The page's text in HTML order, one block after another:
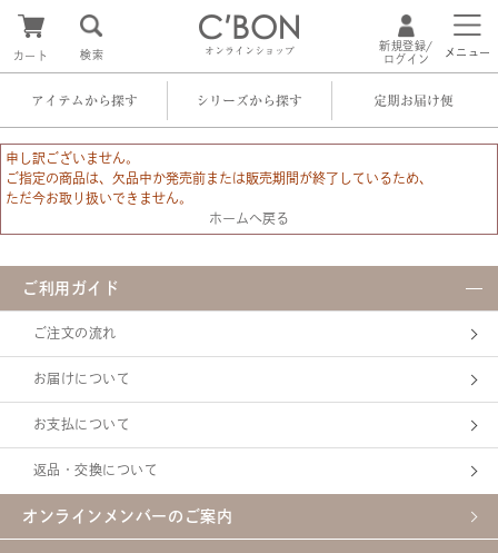
オンラインショップ
カート 検索
新規登録/
ログイン
メニュー
アイテムから探す シリーズから探す 定期お届け便
申し訳ございません。
ご指定の商品は、欠品中か発売前または販売期間が終了しているため、
ただ今お取り扱いできません。
ホームへ戻る
ご利用ガイド
ご注文の流れ
お届けについて
お支払について
返品・交換について
オンラインメンバーのご案内